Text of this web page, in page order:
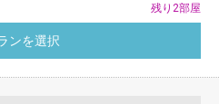
残り2部屋